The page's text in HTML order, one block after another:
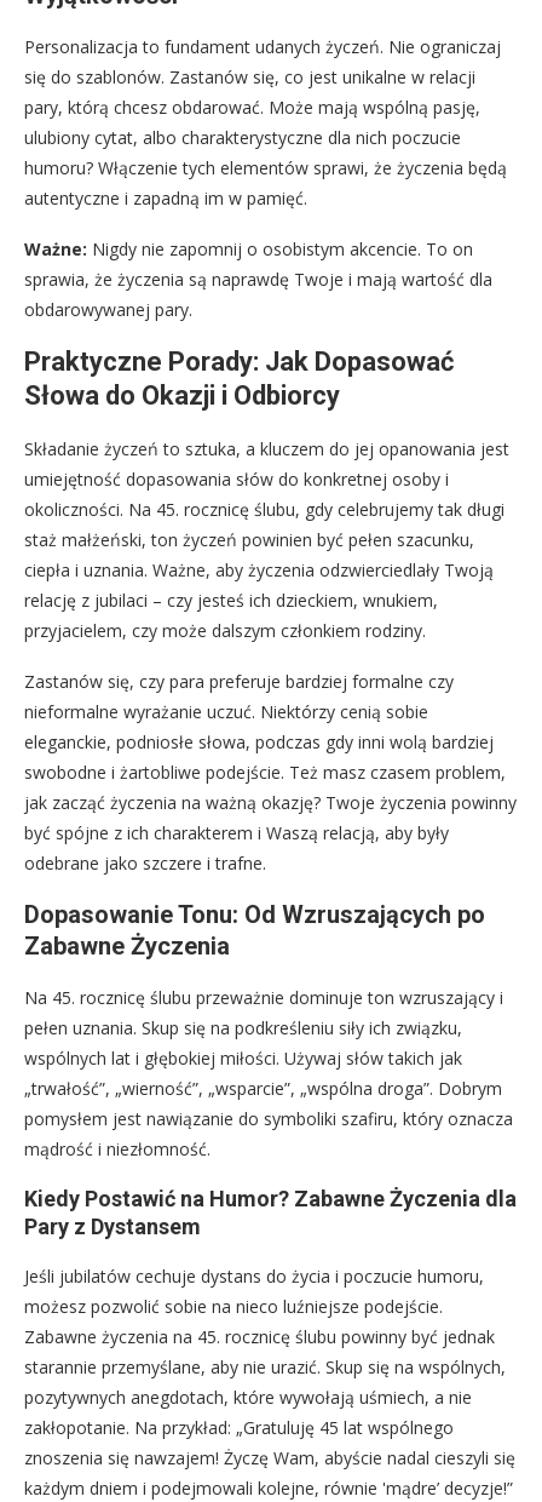
Personalizacja to fundament udanych życzeń. Nie ograniczaj
się do szablonów. Zastanów się, co jest unikalne w relacji
pary, którą chcesz obdarować. Może mają wspólną pasję,
ulubiony cytat, albo charakterystyczne dla nich poczucie
humoru? Włączenie tych elementów sprawi, że życzenia będą
autentyczne i zapadną im w pamięć.
Ważne: Nigdy nie zapomnij o osobistym akcencie. To on
sprawia, że życzenia są naprawdę Twoje i mają wartość dla
obdarowywanej pary.
Praktyczne Porady: Jak Dopasować
Słowa do Okazji i Odbiorcy
Składanie życzeń to sztuka, a kluczem do jej opanowania jest
umiejętność dopasowania słów do konkretnej osoby i
okoliczności. Na 45. rocznicę ślubu, gdy celebrujemy tak długi
staż małżeński, ton życzeń powinien być pełen szacunku,
ciepła i uznania. Ważne, aby życzenia odzwierciedlały Twoją
relację z jubilaci – czy jesteś ich dzieckiem, wnukiem,
przyjacielem, czy może dalszym członkiem rodziny.
Zastanów się, czy para preferuje bardziej formalne czy
nieformalne wyrażanie uczuć. Niektórzy cenią sobie
eleganckie, podniosłe słowa, podczas gdy inni wolą bardziej
swobodne i żartobliwe podejście. Też masz czasem problem,
jak zacząć życzenia na ważną okazję? Twoje życzenia powinny
być spójne z ich charakterem i Waszą relacją, aby były
odebrane jako szczere i trafne.
Dopasowanie Tonu: Od Wzruszających po
Zabawne Życzenia
Na 45. rocznicę ślubu przeważnie dominuje ton wzruszający i
pełen uznania. Skup się na podkreśleniu siły ich związku,
wspólnych lat i głębokiej miłości. Używaj słów takich jak
„trwałość”, „wierność”, „wsparcie”, „wspólna droga”. Dobrym
pomysłem jest nawiązanie do symboliki szafiru, który oznacza
mądrość i niezłomność.
Kiedy Postawić na Humor? Zabawne Życzenia dla
Pary z Dystansem
Jeśli jubilatów cechuje dystans do życia i poczucie humoru,
możesz pozwolić sobie na nieco luźniejsze podejście.
Zabawne życzenia na 45. rocznicę ślubu powinny być jednak
starannie przemyślane, aby nie urazić. Skup się na wspólnych,
pozytywnych anegdotach, które wywołają uśmiech, a nie
zakłopotanie. Na przykład: „Gratuluję 45 lat wspólnego
znoszenia się nawzajem! Życzę Wam, abyście nadal cieszyli się
każdym dniem i podejmowali kolejne, równie 'mądre’ decyzje!”